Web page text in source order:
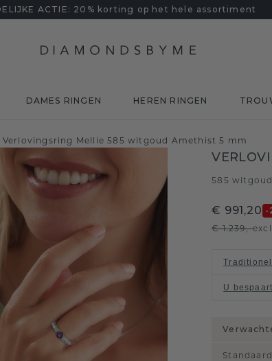
ACTIE: 20% korting op het hele assortiment
DAMES RINGEN HEREN RINGEN
Verlovingsring Mellie 585 witgoud Amethist 5 mm
585 witgoud
€ 991,20 -
€ 1.239,-
U bespaart
Standaard